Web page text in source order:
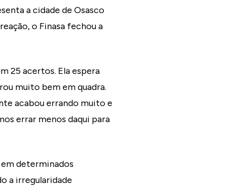
a cidade de Osasco
o Finasa fechou a
25 acertos. Ela espera
muito bem em quadra.
acabou errando muito e
errar menos daqui para
determinados
a irregularidade